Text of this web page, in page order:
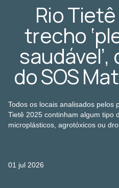
Rio
trecho
do SOS
Todos os locais analisados pelos
Tietê 2025 continham algum tipo
microplásticos, agrotóxicos ou
01 jul 2026